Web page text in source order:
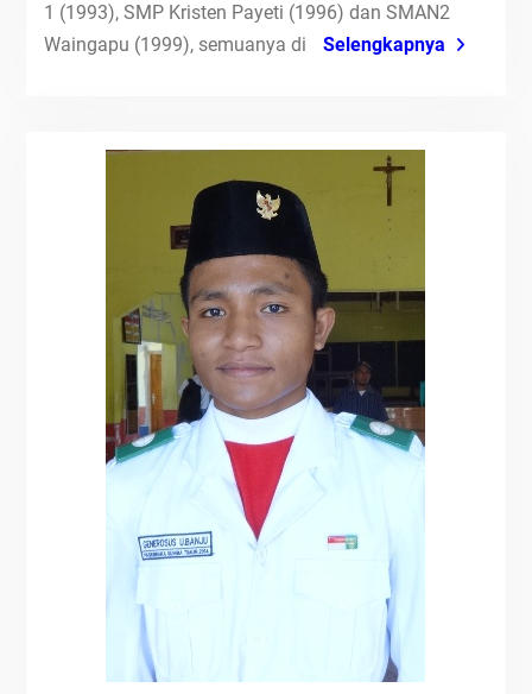
1 (1993), SMP Kristen Payeti (1996) dan SMAN2
Waingapu (1999), semuanya di
Selengkapnya